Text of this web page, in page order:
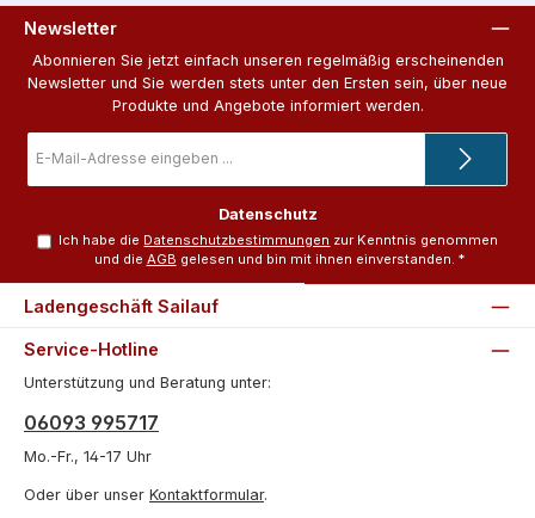
Newsletter
Abonnieren Sie jetzt einfach unseren regelmäßig erscheinenden
Newsletter und Sie werden stets unter den Ersten sein, über neue
Produkte und Angebote informiert werden.
Mail-
Datenschutz
Ich habe die Datenschutzbestimmungen zur Kenntnis genommen
und die AGB gelesen und bin mit ihnen einverstanden. *
Service-Hotline
Unterstützung und Beratung unter:
06093 995717
Mo.-Fr., 14-17 Uhr
Oder über unser Kontaktformular.
Ladengeschäft Sailauf